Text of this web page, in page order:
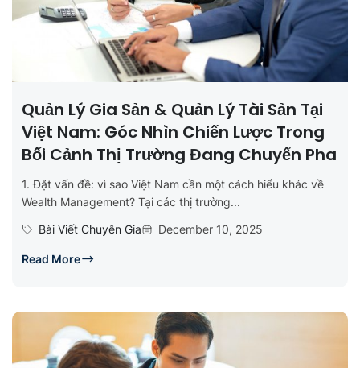
Quản Lý Gia Sản & Quản Lý Tài Sản Tại
Việt Nam: Góc Nhìn Chiến Lược Trong
Bối Cảnh Thị Trường Đang Chuyển Pha
1. Đặt vấn đề: vì sao Việt Nam cần một cách hiểu khác về
Wealth Management? Tại các thị trường...
Bài Viết Chuyên Gia
December 10, 2025
Read More